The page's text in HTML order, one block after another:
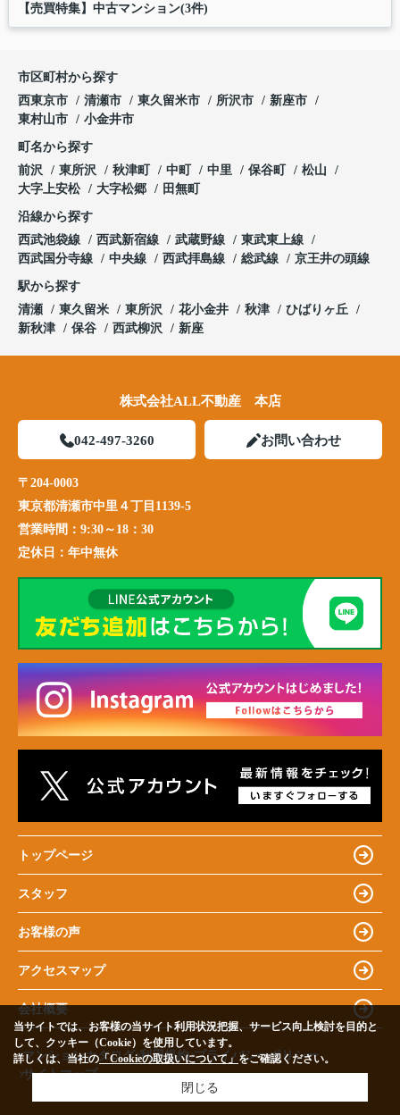
【売買特集】中古マンション(3件)
市区町村から探す
西東京市
清瀬市 東久留米市 所沢市
新座市
東村山市
小金井市
町名から探す
前沢
東所沢 秋津町 中町 中里 保谷町
松山
大字上安松
大字松郷 田無町
沿線から探す
西武池袋線
西武新宿線 武蔵野線
東武東上線
西武国分寺線
中央線 西武拝島線 総武線 京王井の頭線
駅から探す
清瀬
東久留米 東所沢 花小金井 秋津
ひばりヶ丘
新秋津
保谷 西武柳沢 新座
株式会社ALL不動産 本店
042-497-3260 お問い合わせ
〒204-0003
東京都清瀬市中里４丁目1139-5
営業時間： 9:30～18：30
定休日： 年中無休
トップページ
スタッフ
お客様の声
アクセスマップ
会社概要
マンションカタログ 利用規約 プライバシーポリシー
サイトマップ
当サイトでは、お客様の当サイト利用状況把握、サービス向上検討を目的と
して、クッキー（Cookie）を使用しています。
詳しくは、当社の「Cookieの取扱いについて」 をご確認ください。
閉じる